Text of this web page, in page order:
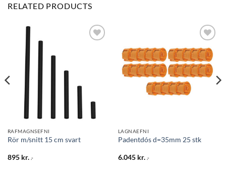
RELATED PRODUCTS
RAFMAGNSEFNI
Rör m/snitt 15 cm svart
895 kr. .-
Bæta
við á
óskalista
LAGNAEFNI
Padentdós d=35mm 25 stk
6.045 kr. .-